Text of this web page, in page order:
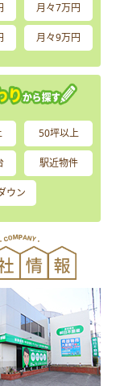
月々7万円
月々9万円
50坪以上
駅近物件
ウン